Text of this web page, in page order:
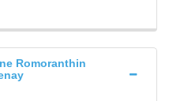
Romoranthin